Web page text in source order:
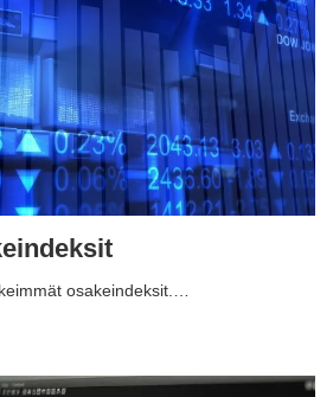
osakeindeksit.…